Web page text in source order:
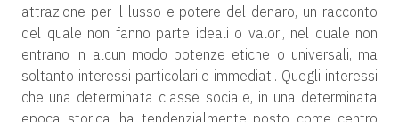
attrazione per il lusso e potere del denaro, un racconto
del quale non fanno parte ideali o valori, nel quale non
entrano in alcun modo potenze etiche o universali, ma
soltanto interessi particolari e immediati. Quegli interessi
che una determinata classe sociale, in una determinata
epoca storica, ha tendenzialmente posto come centro